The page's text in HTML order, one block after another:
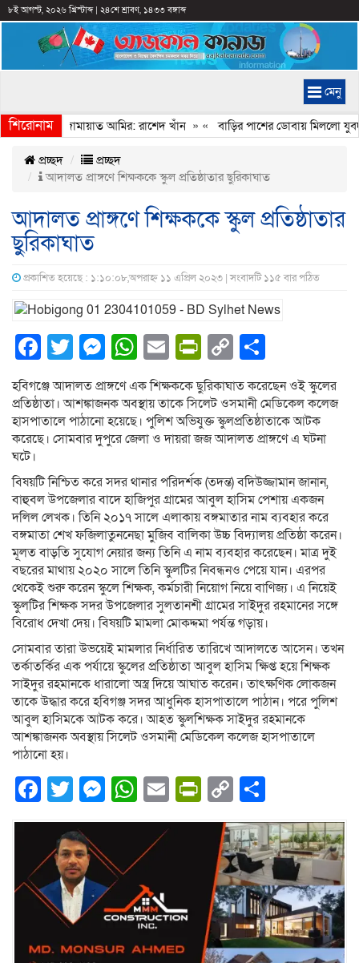
৮ই আগস্ট, ২০২৬ খ্রিস্টাব্দ| ২৪শে শ্রাবণ, ১৪৩৩ বঙ্গাব্দ
মেনু
শিরোনামকরেন জামায়াত আমির: রাশেদ খাঁন» «বাড়ির পাশের ডোবায় মিললো
প্রচ্ছদ
প্রচ্ছদ
আদালত প্রাঙ্গণে শিক্ষককে স্কুল প্রতিষ্ঠাতার ছুরিকাঘাত
আদালত প্রাঙ্গণে শিক্ষককে স্কুল প্রতিষ্ঠাতার
ছুরিকাঘাত
প্রকাশিত হয়েছে : ১:১০:০৮,অপরাহ্ন ১১ এপ্রিল ২০২৩ | সংবাদটি ১১৫ বার পঠিত
Facebook
Twitter
Messenger
WhatsApp
EmailPrintFriendly
Copy
Link
হবিগঞ্জে আদালত প্রাঙ্গণে এক শিক্ষককে ছুরিকাঘাত করেছেন ওই স্কুলের
প্রতিষ্ঠাতা। আশঙ্কাজনক অবস্থায় তাকে সিলেট ওসমানী মেডিকেল কলেজ
হাসপাতালে পাঠানো হয়েছে। পুলিশ অভিযুক্ত স্কুলপ্রতিষ্ঠাতাকে আটক
করেছে। সোমবার দুপুরে জেলা ও দায়রা জজ আদালত প্রাঙ্গণে এ ঘটনা
ঘটে।
বিষয়টি নিশ্চিত করে সদর থানার পরিদর্শক (তদন্ত) বদিউজ্জামান জানান,
বাহুবল উপজেলার বাদে হাজিপুর গ্রামের আবুল হাসিম পেশায় একজন
দলিল লেখক। তিনি ২০১৭ সালে এলাকায় বঙ্গমাতার নাম ব্যবহার করে
বঙ্গমাতা শেখ ফজিলাতুননেছা মুজিব বালিকা উচ্চ বিদ্যালয় প্রতিষ্ঠা করেন।
মূলত বাড়তি সুযোগ নেয়ার জন্য তিনি এ নাম ব্যবহার করেছেন। মাত্র দুই
বছরের মাথায় ২০২০ সালে তিনি স্কুলটির নিবন্ধনও পেয়ে যান। এরপর
থেকেই শুরু করেন স্কুলে শিক্ষক, কর্মচারী নিয়োগ নিয়ে বাণিজ্য। এ নিয়েই
স্কুলটির শিক্ষক সদর উপজেলার সুলতানশী গ্রামের সাইদুর রহমানের সঙ্গে
বিরোধ দেখা দেয়। বিষয়টি মামলা মোকদ্দমা পর্যন্ত গড়ায়।
সোমবার তারা উভয়েই মামলার নির্ধারিত তারিখে আদালতে আসেন। তখন
তর্কাতর্কির এক পর্যায়ে স্কুলের প্রতিষ্ঠাতা আবুল হাসিম ক্ষিপ্ত হয়ে শিক্ষক
সাইদুর রহমানকে ধারালো অস্ত্র দিয়ে আঘাত করেন। তাৎক্ষণিক লোকজন
তাকে উদ্ধার করে হবিগঞ্জ সদর আধুনিক হাসপাতালে পাঠান। পরে পুলিশ
আবুল হাসিমকে আটক করে। আহত স্কুলশিক্ষক সাইদুর রহমানকে
আশঙ্কাজনক অবস্থায় সিলেট ওসমানী মেডিকেল কলেজ হাসপাতালে
পাঠানো হয়।
Facebook
Twitter
Messenger
WhatsApp
EmailPrintFriendly
Copy
Link